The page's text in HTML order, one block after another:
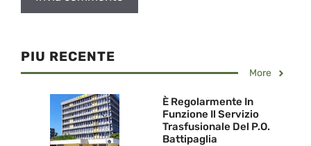
PIU RECENTE
More
È Regolarmente In
Funzione Il Servizio
Trasfusionale Del P.O.
Battipaglia